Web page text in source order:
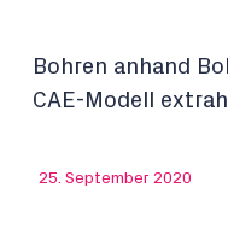
Bohren anhand
CAE-Modell
25. September 2020